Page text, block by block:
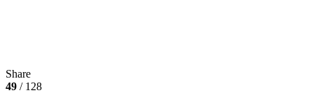
Share
49 / 128